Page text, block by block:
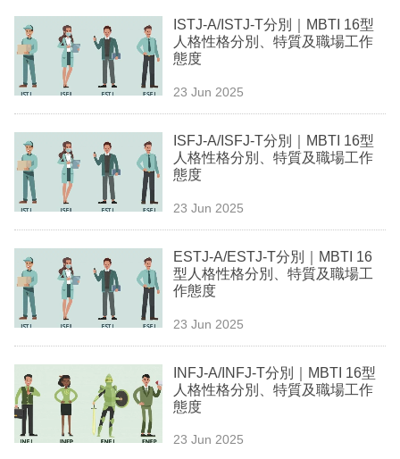
欄
訂
閱
區
ISTJ-A/ISTJ-T分別｜MBTI 16型
人格性格分別、特質及職場工作
態度
23 Jun 2025
ISFJ-A/ISFJ-T分別｜MBTI 16型
人格性格分別、特質及職場工作
態度
23 Jun 2025
ESTJ-A/ESTJ-T分別｜MBTI 16
型人格性格分別、特質及職場工
作態度
23 Jun 2025
INFJ-A/INFJ-T分別｜MBTI 16型
人格性格分別、特質及職場工作
態度
23 Jun 2025